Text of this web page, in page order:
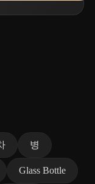
병
Glass Bottle